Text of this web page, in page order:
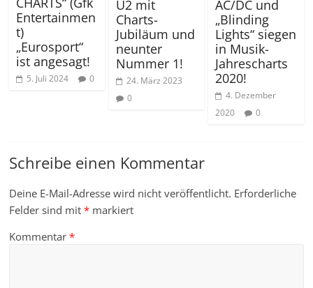
Entertainmen
t)
„Eurosport“
ist angesagt!
5. Juli 2024 0
U2 mit
Charts-
Jubiläum und
neunter
Nummer 1!
24. März 2023
0
AC/DC und
„Blinding
Lights“ siegen
in Musik-
Jahrescharts
2020!
4. Dezember
2020
0
Schreibe einen Kommentar
Deine E-Mail-Adresse wird nicht veröffentlicht. Erforderliche
Felder sind mit* markiert
Kommentar*